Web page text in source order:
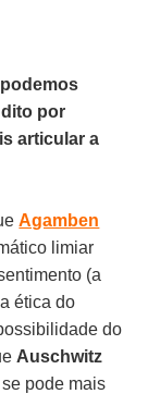
por
articular a
Agamben
limiar
(a
ética do
do
Auschwitz
pode mais